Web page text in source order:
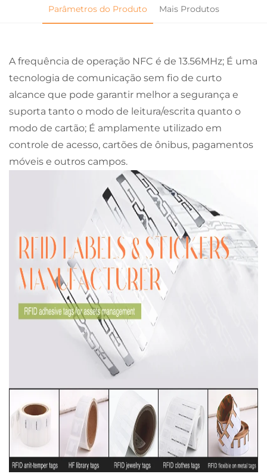
Parâmetros do Produto Mais Produtos
A frequência de operação NFC é de 13.56MHz; É uma
tecnologia de comunicação sem fio de curto
alcance que pode garantir melhor a segurança e
suporta tanto o modo de leitura/escrita quanto o
modo de cartão; É amplamente utilizado em
controle de acesso, cartões de ônibus, pagamentos
móveis e outros campos.